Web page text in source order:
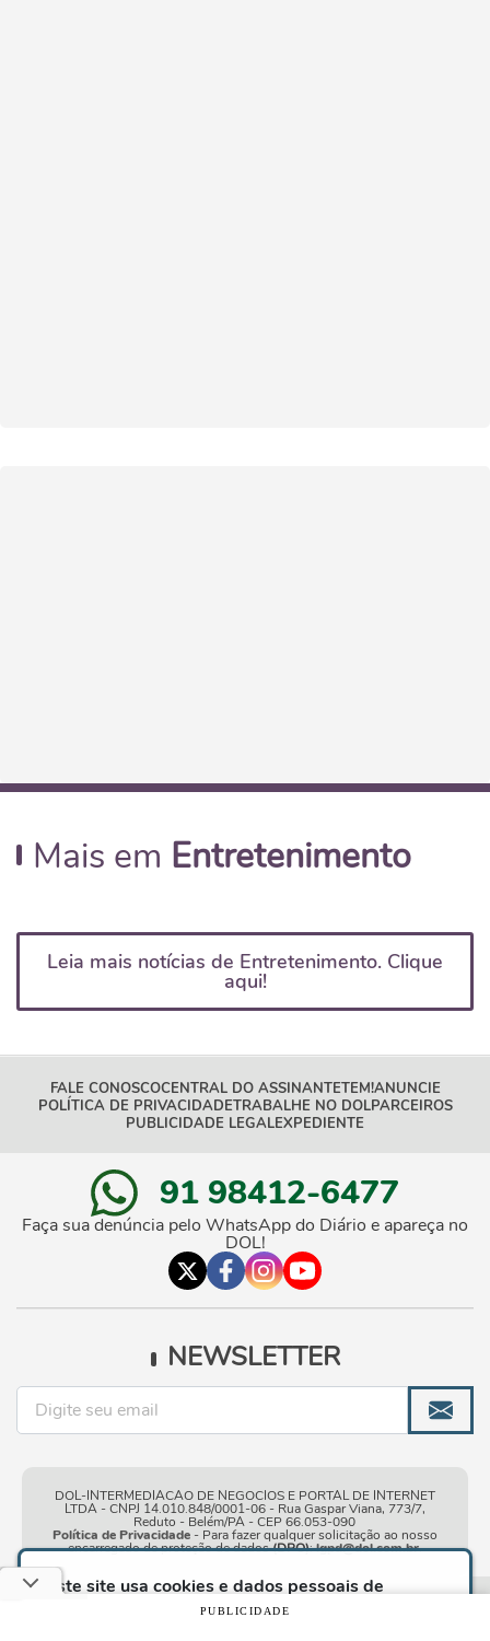
Este site usa cookies e dados pessoais de
acordo com os nossosTermos de Uso e Política
e, ao continuar navegando neste
Mais em Entretenimento
Leia mais notícias de Entretenimento. Clique
aqui!
FALE CONOSCOCENTRAL DO ASSINANTETEM!ANUNCIE
POLÍTICA DE PRIVACIDADETRABALHE NO DOLPARCEIROS
PUBLICIDADE LEGALEXPEDIENTE
91 98412-6477
Faça sua denúncia pelo WhatsApp do Diário e apareça no
DOL!
NEWSLETTER
DOL-INTERMEDIACAO DE NEGOCIOS E PORTAL DE INTERNET
LTDA - CNPJ 14.010.848/0001-06 - Rua Gaspar Viana, 773/7,
Reduto - Belém/PA - CEP 66.053-090
Política de Privacidade- Para fazer qualquer solicitação ao nosso
encarregado de proteção de dados(DPO):lgpd@dol.com.br.
| © Copyright 2010-2026 DOL - Diário
PUBLICIDADE